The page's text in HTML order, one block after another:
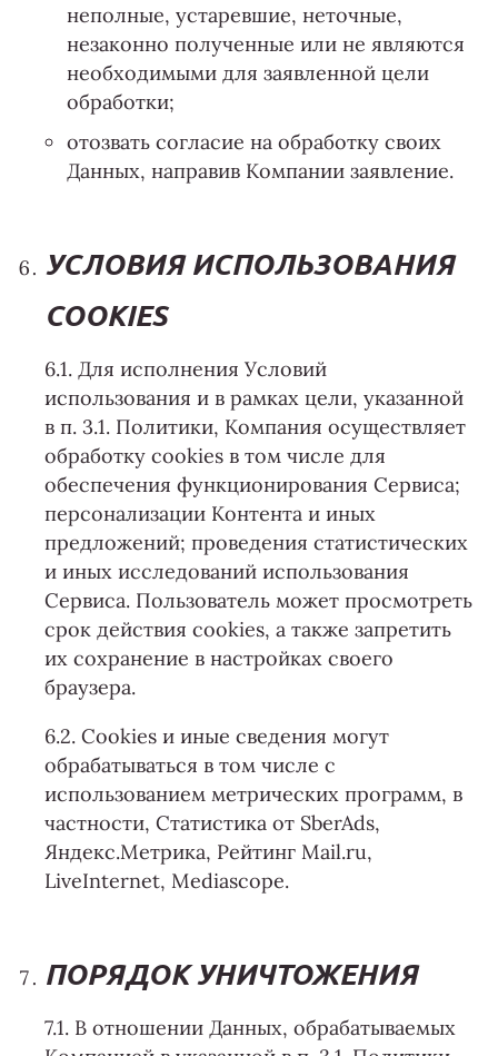
неполные, устаревшие, неточные,
незаконно полученные или не являются
необходимыми для заявленной цели
обработки;
отозвать согласие на обработку своих
Данных, направив Компании заявление.
УСЛОВИЯ ИСПОЛЬЗОВАНИЯ
COOKIES
6.1. Для исполнения Условий
использования и в рамках цели, указанной
в п. 3.1. Политики, Компания осуществляет
обработку сookies в том числе для
обеспечения функционирования Сервиса;
персонализации Контента и иных
предложений; проведения статистических
и иных исследований использования
Сервиса. Пользователь может просмотреть
срок действия cookies, а также запретить
их сохранение в настройках своего
браузера.
6.2. Сookies и иные сведения могут
обрабатываться в том числе с
использованием метрических программ, в
частности, Статистика от SberAds,
Яндекс.Метрика, Рейтинг Mail.ru,
LiveInternet, Mediascope.
ПОРЯДОК УНИЧТОЖЕНИЯ
7.1. В отношении Данных, обрабатываемых